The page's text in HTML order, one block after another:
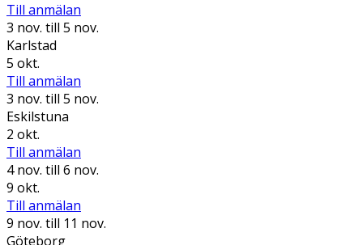
Till anmälan
3 nov. till 5 nov.
Karlstad
5 okt.
Till anmälan
3 nov. till 5 nov.
Eskilstuna
2 okt.
Till anmälan
4 nov. till 6 nov.
9 okt.
Till anmälan
9 nov. till 11 nov.
Göteborg